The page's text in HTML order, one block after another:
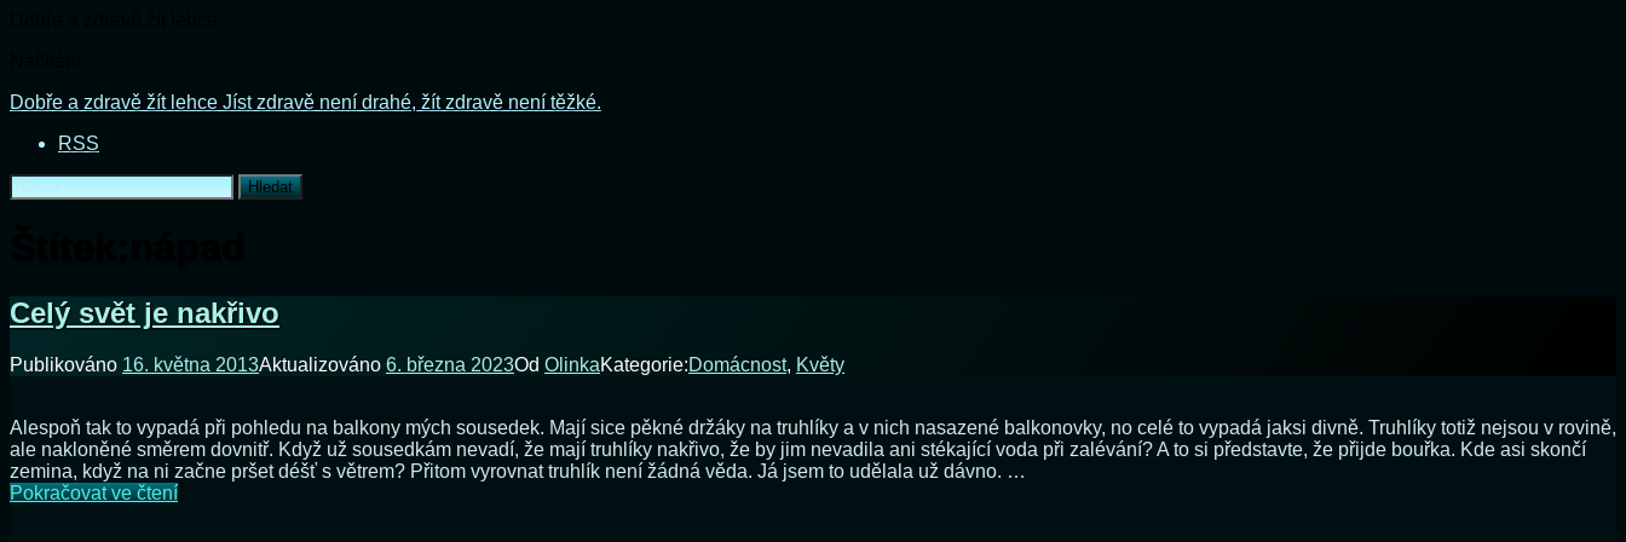
Přejít
obsahu
Dobře a zdravě žít lehce Jíst zdravě není drahé, žít zdravě není těžké.
RSS
Vyhledávání
Celý svět je nakřivo
Publikováno 16. května 2013Aktualizováno 6. března 2023Od OlinkaKategorie:Domácnost, Květy
Alespoň tak to vypadá při pohledu na balkony mých sousedek. Mají sice pěkné držáky na truhlíky a v nich nasazené balkonovky, no celé to vypadá jaksi divně. Truhlíky totiž nejsou v rovině,
ale nakloněné směrem dovnitř. Když už sousedkám nevadí, že mají truhlíky nakřivo, že by jim nevadila ani stékající voda při zalévání? A to si představte, že přijde bouřka. Kde asi skončí
zemina, když na ni začne pršet déšť s větrem? Přitom vyrovnat truhlík není žádná věda. Já jsem to udělala už dávno. …
Pokračovat ve čteníCelý